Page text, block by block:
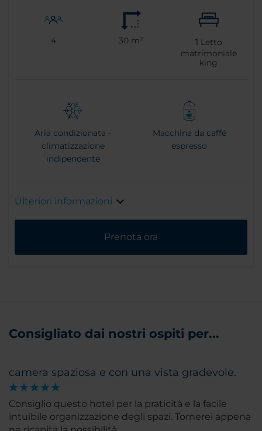
4 30 m² 1 Letto
matrimoniale
king
Aria condizionata -
climatizzazione
indipendente
Macchina da caffé
espresso
Ulteriori informazioni
Prenota ora
Consigliato dai nostri ospiti per...
camera spaziosa e con una vista gradevole.
Consiglio questo hotel per la praticità e la facile
intuibile organizzazione degli spazi. Tornerei appena